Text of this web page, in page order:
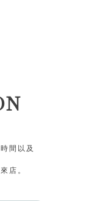
間以及
店。